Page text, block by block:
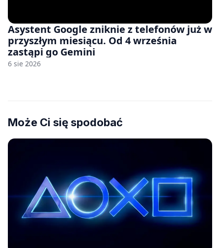
Asystent Google zniknie z telefonów już w
przyszłym miesiącu. Od 4 września
zastąpi go Gemini
6 sie 2026
Może Ci się spodobać